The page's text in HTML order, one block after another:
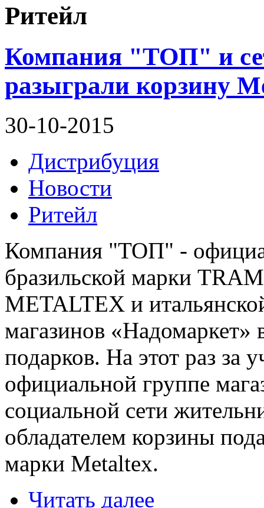
Ритейл
Компания "ТОП" и
разыграли корзину
30-10-2015
Дистрибуция
Новости
Ритейл
Компания "ТОП" -
бразильской марки
METALTEX и
магазинов «Надомаркет»
подарков. На этот раз за
официальной группе
социальной сети
обладателем корзины
марки Metaltex.
Читать далее